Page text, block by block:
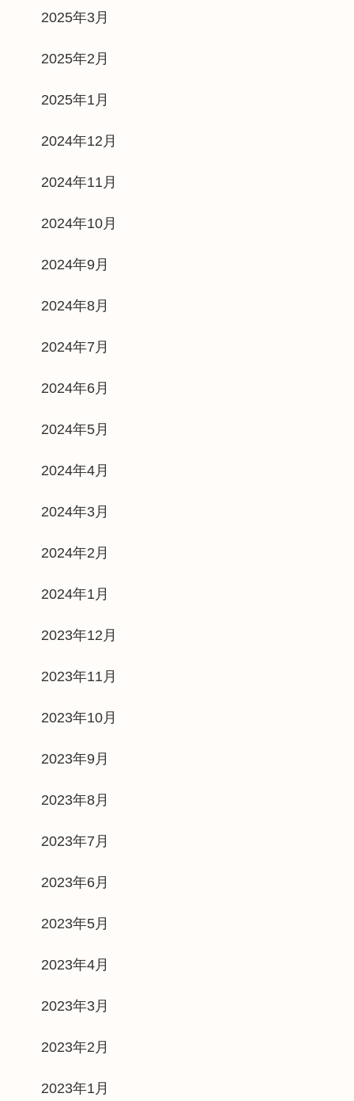
2025年3月
2025年2月
2025年1月
2024年12月
2024年11月
2024年10月
2024年9月
2024年8月
2024年7月
2024年6月
2024年5月
2024年4月
2024年3月
2024年2月
2024年1月
2023年12月
2023年11月
2023年10月
2023年9月
2023年8月
2023年7月
2023年6月
2023年5月
2023年4月
2023年3月
2023年2月
2023年1月